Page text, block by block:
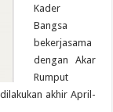
Kader
Bangsa
bekerjasama
dengan Akar
Rumput
akhir April-